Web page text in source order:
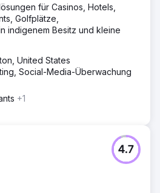
für Casinos, Hotels,
Golfplätze,
indigenem Besitz und kleine
United States
Social-Media-Überwachung
+1
4.7